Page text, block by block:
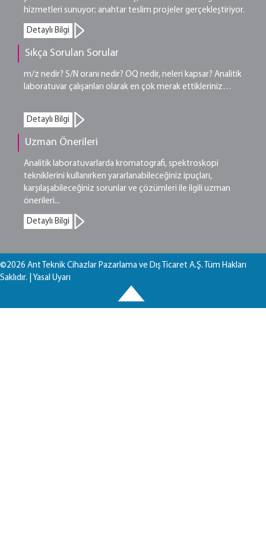
hizmetleri sunuyor; anahtar teslim projeler gerçekleştiriyor.
Detaylı Bilgi
Sıkça Sorulan Sorular
m/z nedir? S/N oranı nedir? OQ nedir, neleri kapsar? Analitik
laboratuvar çalışanları olarak en çok merak ettikleriniz…
Detaylı Bilgi
Uzman Önerileri
Analitik laboratuvarlarda kromatografi, spektroskopi
tekniklerini kullanırken yararlanabileceğiniz ipuçları,
karşılaşabileceğiniz sorunlar ve çözümleri ile ilgili uzman
önerileri...
Detaylı Bilgi
©2026 Ant Teknik Cihazlar Pazarlama ve Dış Ticaret A.Ş. Tüm Hakları
Saklıdır. | Yasal Uyarı